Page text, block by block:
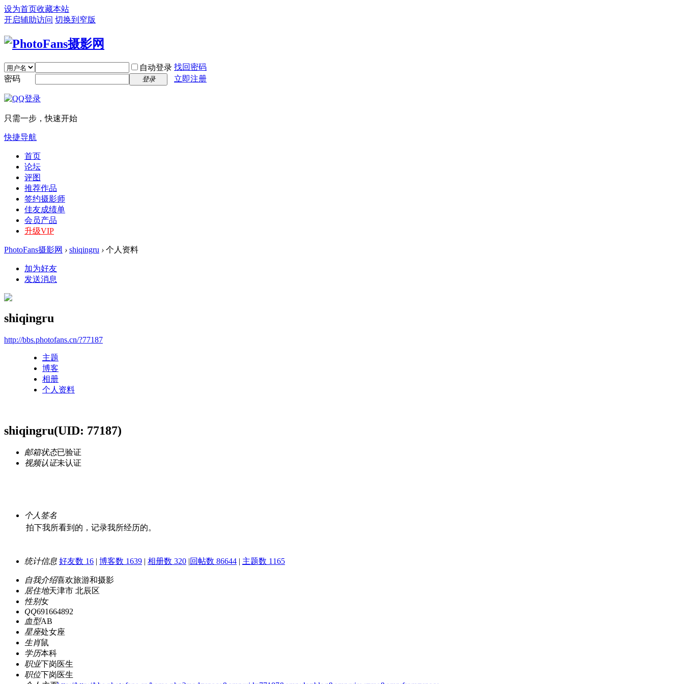
设为首页收藏本站
开启辅助访问 切换到窄版
自动登录 找回密码
密码
登录 立即注册
只需一步，快速开始
快捷导航
首页
论坛
评图
推荐作品
签约摄影师
佳友成绩单
会员产品
升级VIP
PhotoFans摄影网 › shiqingru › 个人资料
加为好友
发送消息
shiqingru
http://bbs.photofans.cn/?77187
主题
博客
相册
个人资料
shiqingru(UID: 77187)
邮箱状态已验证
视频认证未认证
个人签名
拍下我所看到的，记录我所经历的。
统计信息 好友数 16 | 博客数 1639 | 相册数 320 |回帖数 86644 | 主题数 1165
自我介绍喜欢旅游和摄影
居住地天津市 北辰区
性别女
QQ691664892
血型AB
星座处女座
生肖鼠
学历本科
职业下岗医生
职位下岗医生